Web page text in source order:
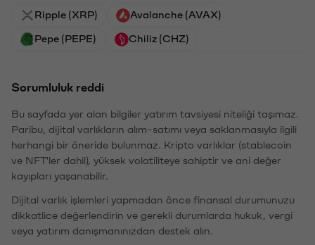
Ripple (XRP) Avalanche (AVAX)
Pepe (PEPE) Chiliz (CHZ)
Sorumluluk reddi
Bu sayfada yer alan bilgiler yatırım tavsiyesi niteliği taşımaz.
Paribu, dijital varlıkların alım-satımı veya saklanmasıyla ilgili
herhangi bir öneride bulunmaz. Kripto varlıklar (stablecoin
ve NFT'ler dahil), yüksek volatiliteye sahiptir ve ani değer
kayıpları yaşanabilir.
Dijital varlık işlemleri yapmadan önce finansal durumunuzu
dikkatlice değerlendirin ve gerekli durumlarda hukuk, vergi
veya yatırım danışmanınızdan destek alın.